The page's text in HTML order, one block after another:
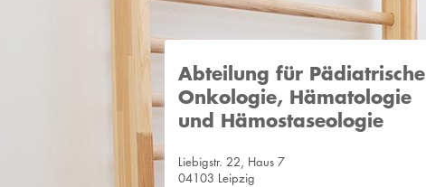
Abteilung für Pädiatrische
Onkologie, Hämatologie
und Hämostaseologie
Liebigstr. 22, Haus 7
04103 Leipzig